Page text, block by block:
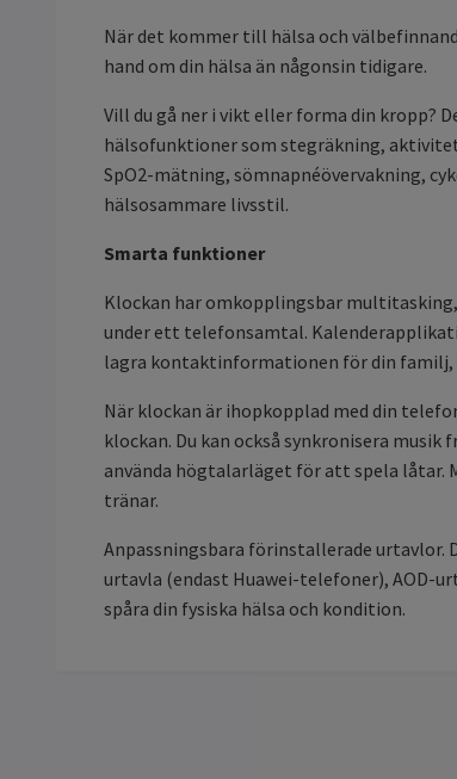
När det kommer till hälsa och
hand om din hälsa än någonsin tidigare.
Vill du gå ner i vikt eller forma din kropp?
hälsofunktioner som stegräkning,
SpO2-mätning, sömnapnéövervakning,
hälsosammare livsstil.
Smarta funktioner
Klockan har omkopplingsbar
under ett telefonsamtal.
lagra kontaktinformationen för din familj,
När klockan är ihopkopplad med din
klockan. Du kan också synkronisera
använda högtalarläget för att spela låtar.
tränar.
Anpassningsbara förinstallerade urtavlor.
urtavla (endast Huawei-telefoner), AOD-
spåra din fysiska hälsa och kondition.